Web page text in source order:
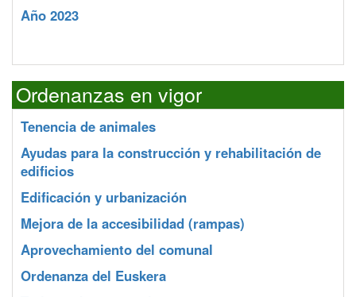
Año 2023
Ordenanzas en vigor
Tenencia de animales
Ayudas para la construcción y rehabilitación de
edificios
Edificación y urbanización
Mejora de la accesibilidad (rampas)
Aprovechamiento del comunal
Ordenanza del Euskera